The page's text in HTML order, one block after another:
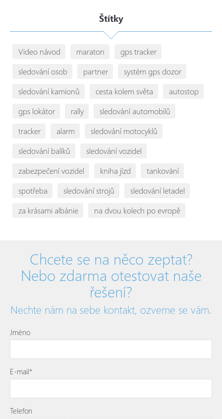
Štítky
Video návod maraton
gps tracker
sledování osob
partner
systém gps dozor
sledování kamionů
cesta kolem světa
autostop
gps lokátor
rally
sledování automobilů
tracker
alarm
sledování motocyklů
sledování balíků
sledování vozidel
zabezpečení vozidel
kniha jízd
tankování
spotřeba
sledování strojů
sledování letadel
za krásami albánie
na dvou kolech po evropě
Chcete se na něco zeptat?
Nebo zdarma otestovat naše
řešení?
Nechte nám na sebe kontakt, ozveme se vám.
Jméno
E-mail*
Telefon